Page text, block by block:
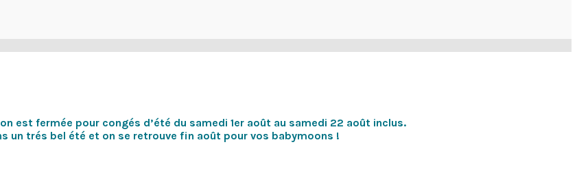
est fermée pour congés d’été du samedi 1er août au samedi 22 août inclus.
un trés bel été et on se retrouve fin août pour vos babymoons !